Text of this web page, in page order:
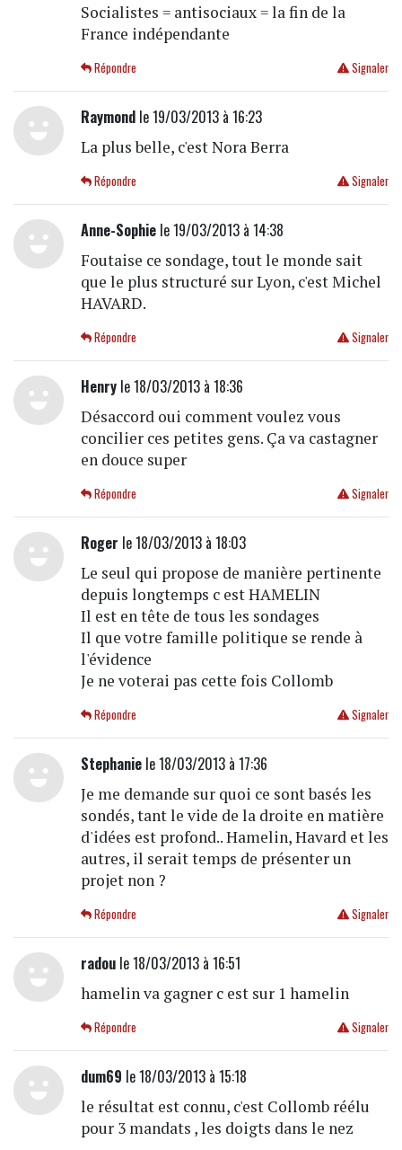
Socialistes = antisociaux = la fin de la
France indépendante
Signaler
Répondre
Raymondle 19/03/2013 à 16:23
La plus belle, c'est Nora Berra
Signaler
Répondre
Anne-Sophiele 19/03/2013 à 14:38
Foutaise ce sondage, tout le monde sait
que le plus structuré sur Lyon, c'est Michel
HAVARD.
Signaler
Répondre
Henryle 18/03/2013 à 18:36
Désaccord oui comment voulez vous
concilier ces petites gens. Ça va castagner
en douce super
Signaler
Répondre
Roger le 18/03/2013 à 18:03
Le seul qui propose de manière pertinente
depuis longtemps c est HAMELIN
Il est en tête de tous les sondages
Il que votre famille politique se rende à
l'évidence
Je ne voterai pas cette fois Collomb
Signaler
Répondre
Stephaniele 18/03/2013 à 17:36
Je me demande sur quoi ce sont basés les
sondés, tant le vide de la droite en matière
d'idées est profond.. Hamelin, Havard et les
autres, il serait temps de présenter un
projet non ?
Signaler
Répondre
radoule 18/03/2013 à 16:51
hamelin va gagner c est sur 1 hamelin
Signaler
Répondre
dum69 le 18/03/2013 à 15:18
le résultat est connu, c'est Collomb réélu
pour 3 mandats , les doigts dans le nez